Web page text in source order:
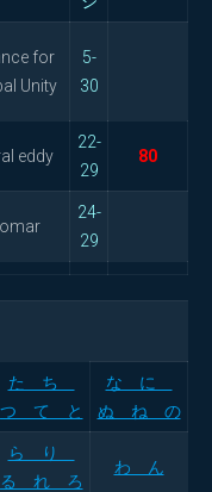
for
Unity
5-
30
eddy
22-
29
80
24-
29
た ち
つ て と
な に
ぬ ね の
ら り
る れ ろ
わ ん